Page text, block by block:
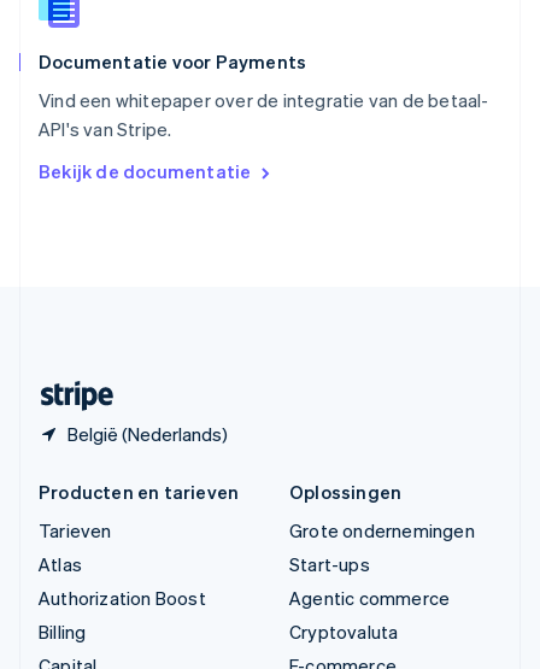
Documentatie voor Payments
Vind een whitepaper over de integratie van de betaal-
API's van Stripe.
Bekijk de documentatie
België (Nederlands)
Thailand
Tsjechië
Vasteland van China
简体中文English
English
Producten en tarieven
Tarieven
Atlas
Authorization Boost
Billing
Oplossingen
Grote ondernemingen
Start-ups
Agentic commerce
Cryptovaluta